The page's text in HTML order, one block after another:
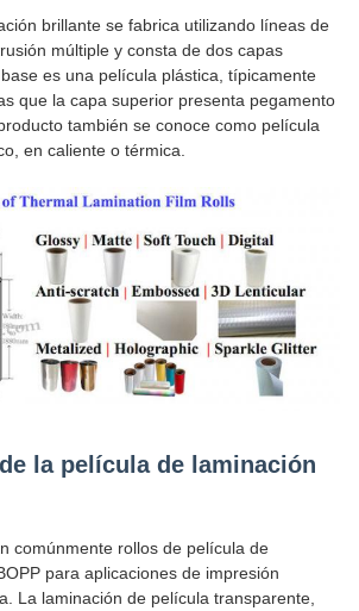
brillante se fabrica utilizando líneas de
múltiple y consta de dos capas
es una película plástica, típicamente
que la capa superior presenta pegamento
también se conoce como película
en caliente o térmica.
la película de laminación
comúnmente rollos de película de
para aplicaciones de impresión
La laminación de película transparente,